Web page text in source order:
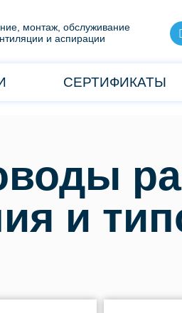
монтаж, обслуживание
и аспирации
СЕРТИФИКАТЫ
и